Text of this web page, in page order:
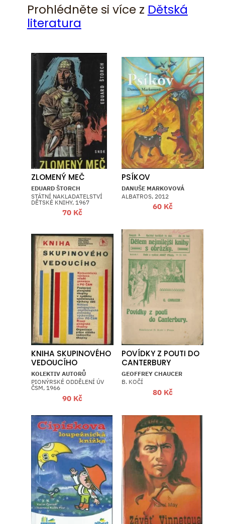
Prohlédněte si více z Dětská
literatura
ZLOMENÝ MEČ
EDUARD ŠTORCH
STÁTNÍ NAKLADATELSTVÍ
DĚTSKÉ KNIHY, 1967
70 Kč
PSÍKOV
DANUŠE MARKOVOVÁ
ALBATROS, 2012
60 Kč
KNIHA SKUPINOVÉHO
VEDOUCÍHO
KOLEKTIV AUTORŮ
PIONÝRSKÉ ODDĚLENÍ ÚV
ČSM, 1966
90 Kč
POVÍDKY Z POUTI DO
CANTERBURY
GEOFFREY CHAUCER
B. KOČÍ
80 Kč